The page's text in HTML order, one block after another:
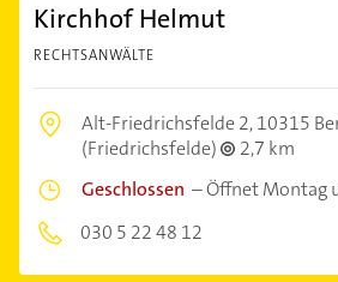
Kirchhof Helmut
RECHTSANWÄLTE
Alt-Friedrichsfelde 2,10315
(Friedrichsfelde)
2,7 km
Geschlossen –Öffnet Montag
030 5 22 48 12